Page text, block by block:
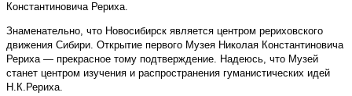
Константиновича Рериха.
Знаменательно, что Новосибирск является центром рериховского
движения Сибири. Открытие первого Музея Николая Константиновича
Рериха — прекрасное тому подтверждение. Надеюсь, что Музей
станет центром изучения и распространения гуманистических идей
Н.К.Рериха.